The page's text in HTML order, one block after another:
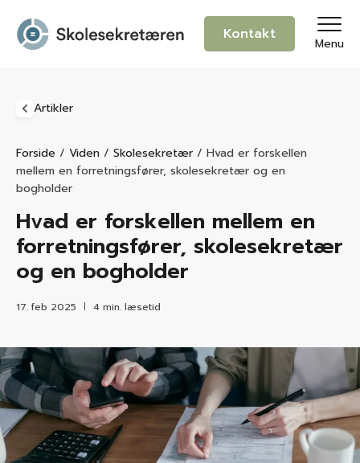
Kontakt
Menu
Artikler
Forside / Viden / Skolesekretær / Hvad er forskellen
mellem en forretningsfører, skolesekretær og en
bogholder
Hvad er forskellen mellem en
forretningsfører, skolesekretær
og en bogholder
17. feb 2025 4 min. læsetid